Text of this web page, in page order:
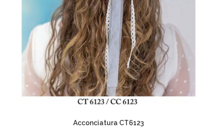
Acconciatura CT6123